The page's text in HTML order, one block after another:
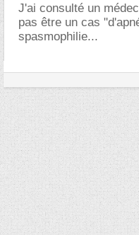
J'ai consulté un
pas être un cas
spasmophilie...